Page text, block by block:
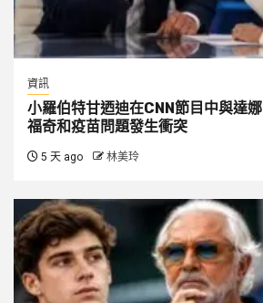
資訊
小羅伯特甘迺迪在CNN節目中與達
福奇和疫苗問題發生衝突
5 天 ago 林美玲